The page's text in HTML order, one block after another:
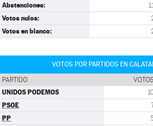
Abstenciones:
Votos nulos:
Votos en blanco:
VOTOS POR PARTIDOS EN
PARTIDO VOTOS
UNIDOS PODEMOS
PSOE
PP